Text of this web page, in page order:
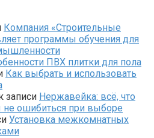
Компания «Строительные
программы обучения для
ПВХ плитки для пола
Как выбрать и использовать
записи Нержавейка: всё, что
не ошибиться при выборе
Установка межкомнатных